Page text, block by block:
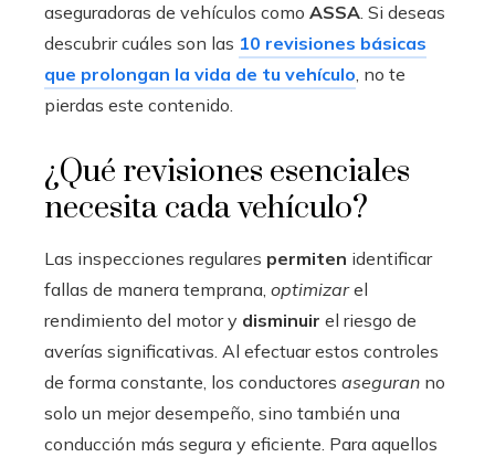
aseguradoras de vehículos como ASSA. Si deseas
descubrir cuáles son las 10 revisiones básicas
que prolongan la vida de tu vehículo, no te
pierdas este contenido.
¿Qué revisiones esenciales
necesita cada vehículo?
Las inspecciones regulares permiten identificar
fallas de manera temprana, optimizarel
rendimiento del motor y disminuir el riesgo de
averías significativas. Al efectuar estos controles
de forma constante, los conductores aseguran no
solo un mejor desempeño, sino también una
conducción más segura y eficiente. Para aquellos